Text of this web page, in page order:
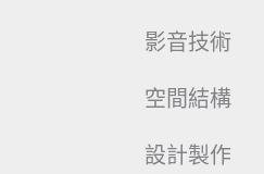
影音技術
空間結構
設計製作